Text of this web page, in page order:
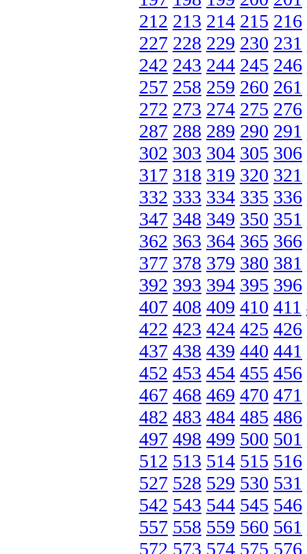
212 213 214 215 216
227 228 229 230 231
242 243 244 245 246
257 258 259 260 261
272 273 274 275 276
287 288 289 290 291
302 303 304 305 306
317 318 319 320 321
332 333 334 335 336
347 348 349 350 351
362 363 364 365 366
377 378 379 380 381
392 393 394 395 396
407 408 409 410 411
422 423 424 425 426
437 438 439 440 441
452 453 454 455 456
467 468 469 470 471
482 483 484 485 486
497 498 499 500 501
512 513 514 515 516
527 528 529 530 531
542 543 544 545 546
557 558 559 560 561
572 573 574 575 576